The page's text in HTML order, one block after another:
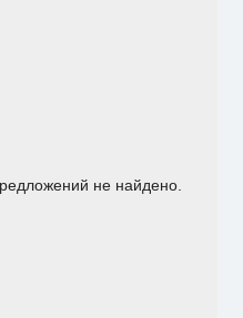
не найдено.